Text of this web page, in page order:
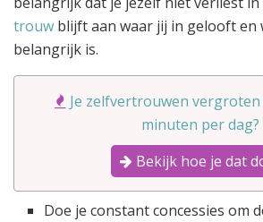
trouw blijft aan waar jij in gelooft en
belangrijk is.
Je zelfvertrouwen vergroten
minuten per dag?
Bekijk hoe je dat
Doe je constant concessies om